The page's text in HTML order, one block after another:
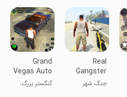
ماشین
Real
Gangster
Crime City
جنگ شهر
Grand
Vegas Auto
Crime City
گنگستر بزرگ: